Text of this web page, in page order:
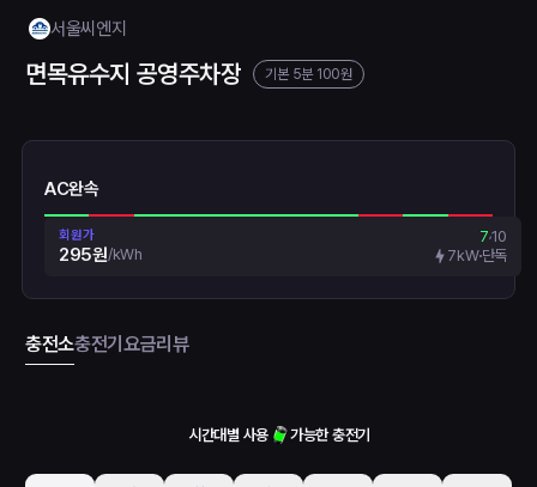
서울씨엔지
면목유수지 공영주차장 기본 5분 100원
AC완속
회원가
295원/kWh
710
7kW단독
충전소충전기요금리뷰
시간대별 사용 가능한 충전기